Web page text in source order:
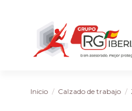
Inicio Calzado de trabajo